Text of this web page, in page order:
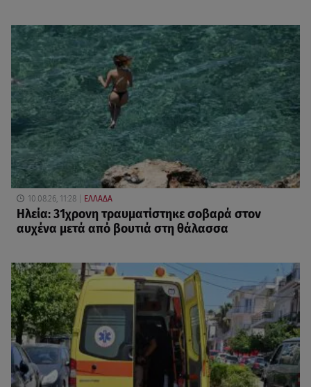
10.08.26, 11:28 ΕΛΛΑΔΑ
Ηλεία: 31χρονη τραυματίστηκε σοβαρά στον
αυχένα μετά από βουτιά στη θάλασσα